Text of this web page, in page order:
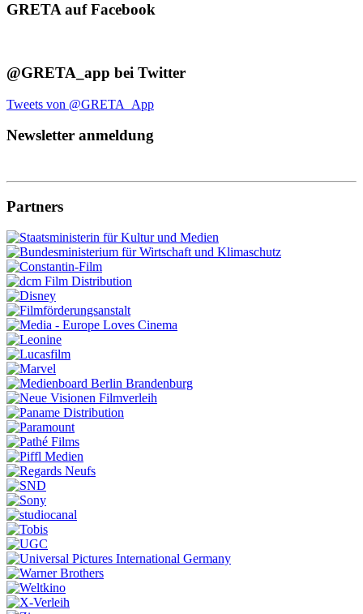
GRETA auf Facebook
@GRETA_app bei Twitter
Tweets von @GRETA_App
Newsletter anmeldung
Partners